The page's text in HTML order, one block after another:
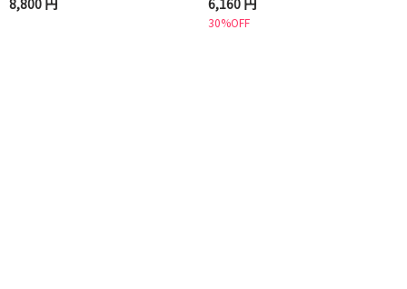
8,800 円 6,160 円
30%OFF